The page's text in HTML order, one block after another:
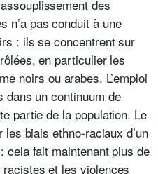
des
n’a pas conduit à une
: ils se concentrent sur
en particulier les
noirs ou arabes. L’emploi
dans un continuum de
partie de la population. Le
biais ethno-raciaux d’un
fait maintenant plus de
et les violences